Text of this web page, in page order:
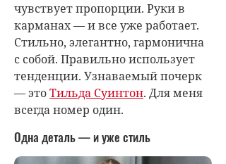
чувствует пропорции. Руки в
карманах — и все уже работает.
Стильно, элегантно, гармонична
с собой. Правильно использует
тенденции. Узнаваемый почерк
— этоТильда Суинтон. Для меня
всегда номер один.
Одна деталь — и уже стиль